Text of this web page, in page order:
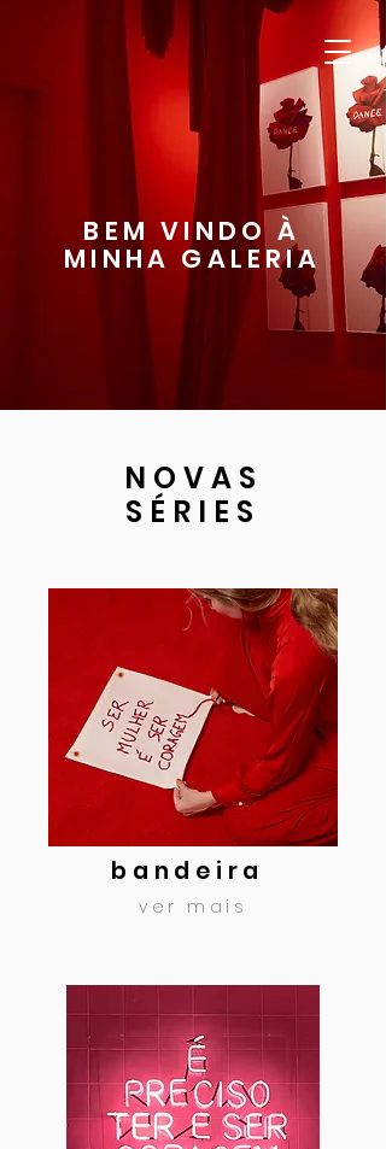
BEM VINDO À
MINHA GALERIA
NOVAS
SÉRIES
bandeira
ver mais